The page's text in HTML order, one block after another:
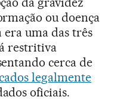
ou doença
uma das três
restritiva
cerca de
legalmente
oficiais.